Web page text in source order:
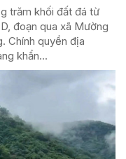
trăm khối đất đá từ
đoạn qua xã Mường
Chính quyền địa
khẩn...